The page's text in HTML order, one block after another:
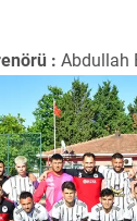
: Abdullah